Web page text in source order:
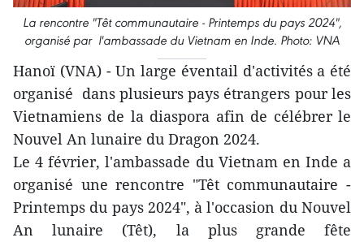
La rencontre "Têt communautaire - Printemps du pays 2024",
organisé par l'ambassade du Vietnam en Inde. Photo: VNA
Hanoï (VNA) - Un large éventail d'activités a été
organisé dans plusieurs pays étrangers pour les
Vietnamiens de la diaspora afin de célébrer le
Nouvel An lunaire du Dragon 2024.
Le 4 février, l'ambassade du Vietnam en Inde a
organisé une rencontre "Têt communautaire -
Printemps du pays 2024", à l'occasion du Nouvel
An lunaire (Têt), la plus grande fête